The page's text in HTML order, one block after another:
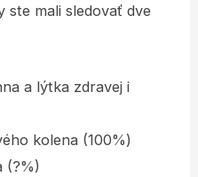
ste mali sledovať dve
a lýtka zdravej i
kolena (100%)
(?%)